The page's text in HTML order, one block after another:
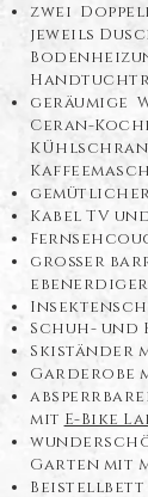
zwei
jeweils
geräumige
Ceran-
Kabel TV
großer
Schuh-
Skiständer
Garderobe
mit E-Bike
Garten mit